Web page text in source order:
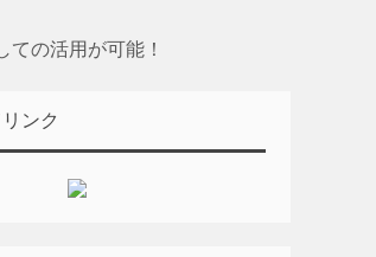
ての活用が可能！
ンク